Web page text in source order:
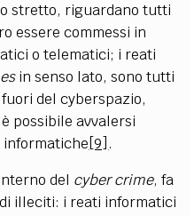
stretto, riguardano tutti
essere commessi in
o telematici; i reati
in senso lato, sono tutti
del cyberspazio,
possibile avvalersi
informatiche [9] .
del cyber crime, fa
illeciti: i reati informatici